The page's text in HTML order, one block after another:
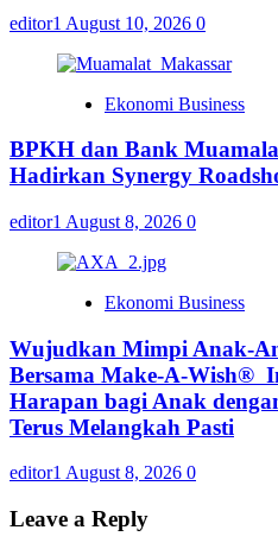
editor1 August 10, 2026 0
Ekonomi Business
BPKH dan Bank
Hadirkan Synergy
editor1 August 8, 2026 0
Ekonomi Business
Wujudkan Mimpi Anak-
Bersama Make-A-Wish®
Harapan bagi Anak
Terus Melangkah Pasti
editor1 August 8, 2026 0
Leave a Reply